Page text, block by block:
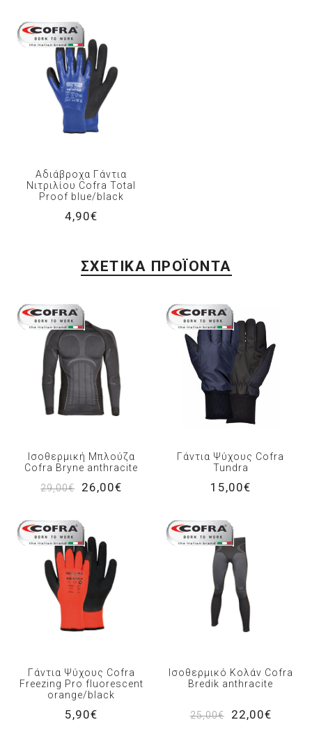
Αδιάβροχα Γάντια
Νιτριλίου Cofra Total
Proof blue/black
4,90€
ΣΧΕΤΙΚΆ ΠΡΟΪΌΝΤΑ
Ισοθερμική Μπλούζα
Cofra Bryne anthracite
29,00€
26,00€
Γάντια Ψύχους Cofra
Tundra
15,00€
Γάντια Ψύχους Cofra
Freezing Pro fluorescent
orange/black
5,90€
Ισοθερμικό Κολάν Cofra
Bredik anthracite
25,00€ 22,00€